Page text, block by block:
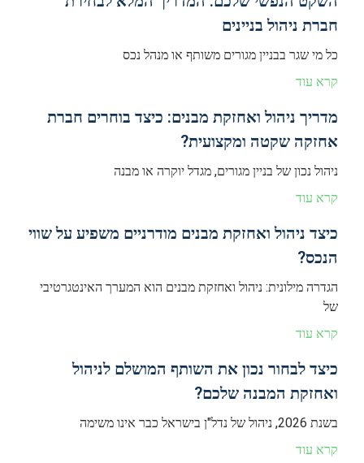
חברת ניהול בניינים
כל מי שגר בבניין מגורים משותף או מנהל נכס
קרא עוד
מדריך ניהול ואחזקת מבנים: כיצד בוחרים חברת
אחזקה שקטה ומקצועית?
ניהול נכון של בניין מגורים, מגדל יוקרה או מבנה
קרא עוד
כיצד ניהול ואחזקת מבנים מודרניים משפיע על שווי
הנכס?
הגדרה מילונית: ניהול ואחזקת מבנים הוא המערך האינטגרטיבי
של
קרא עוד
כיצד לבחור נכון את השותף המושלם לניהול
ואחזקת המבנה שלכם?
בשנת 2026, ניהול של נדל"ן בישראל כבר אינו משימה
קרא עוד